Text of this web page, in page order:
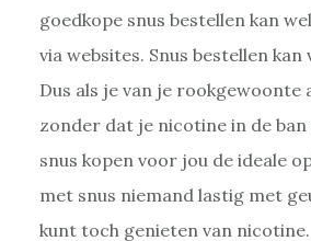
goedkope snus bestellen kan
via websites. Snus bestellen kan
Dus als je van je rookgewoonte
zonder dat je nicotine in de
snus kopen voor jou de ideale
met snus niemand lastig met
kunt toch genieten van nicotine.